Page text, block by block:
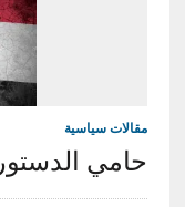
مقالات سياسية
حامي الدستور